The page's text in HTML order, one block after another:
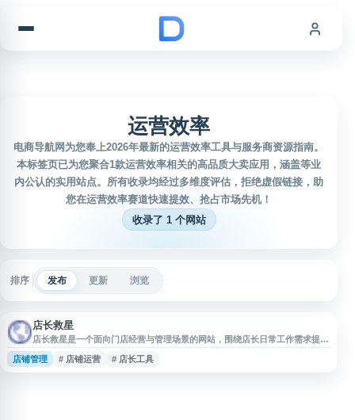
运营效率
电商导航网为您奉上2026年最新的运营效率工具与服务商资源指南。
本标签页已为您聚合1款运营效率相关的高品质大卖应用，涵盖等业
内公认的实用站点。所有收录均经过多维度评估，拒绝虚假链接，助
您在运营效率赛道快速提效、抢占市场先机！
收录了 1 个网站
排序 发布 更新 浏览
店长救星
店长救星是一个面向门店经营与管理场景的网站，围绕店长日常工作需求提供
相关信息与服务入口。平台名称聚焦门店管理、运营效率、店铺经营支持等关
键词，适合关注实体店、电商店铺或连锁门店管理工具与资源的用户了解和访
店铺管理 # 店铺运营 # 店长工具